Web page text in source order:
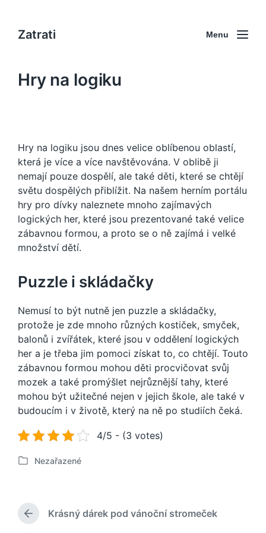
Zatrati Menu
Hry na logiku
Hry na logiku jsou dnes velice oblíbenou oblastí,
která je více a více navštěvována. V oblibě ji
nemají pouze dospělí, ale také děti, které se chtějí
světu dospělých přiblížit. Na našem herním portálu
hry pro dívky naleznete mnoho zajímavých
logických her, které jsou prezentované také velice
zábavnou formou, a proto se o ně zajímá i velké
množství dětí.
Puzzle i skládačky
Nemusí to být nutně jen puzzle a skládačky,
protože je zde mnoho různých kostiček, smyček,
balonů i zvířátek, které jsou v oddělení logických
her a je třeba jim pomoci získat to, co chtějí. Touto
zábavnou formou mohou děti procvičovat svůj
mozek a také promýšlet nejrůznější tahy, které
mohou být užitečné nejen v jejich škole, ale také v
budoucím i v životě, který na ně po studiích čeká.
4/5 - (3 votes)
P
i
Nezařazené
P
ř
Krásný dárek pod vánoční stromeček